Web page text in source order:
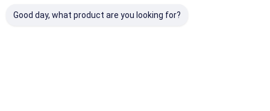
Good day, what product are you looking for?